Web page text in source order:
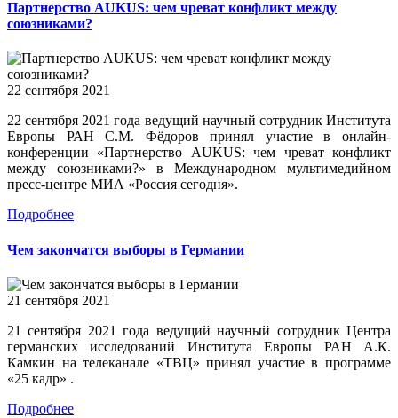
Партнерство AUKUS: чем чреват конфликт между
союзниками?
22 сентября 2021
22 сентября 2021 года ведущий научный сотрудник Института
Европы РАН С.М. Фёдоров принял участие в онлайн-
конференции «Партнерство AUKUS: чем чреват конфликт
между союзниками?» в Международном мультимедийном
пресс-центре МИА «Россия сегодня».
Подробнее
Чем закончатся выборы в Германии
21 сентября 2021
21 сентября 2021 года ведущий научный сотрудник Центра
германских исследований Института Европы РАН А.К.
Камкин на телеканале «ТВЦ» принял участие в программе
«25 кадр» .
Подробнее